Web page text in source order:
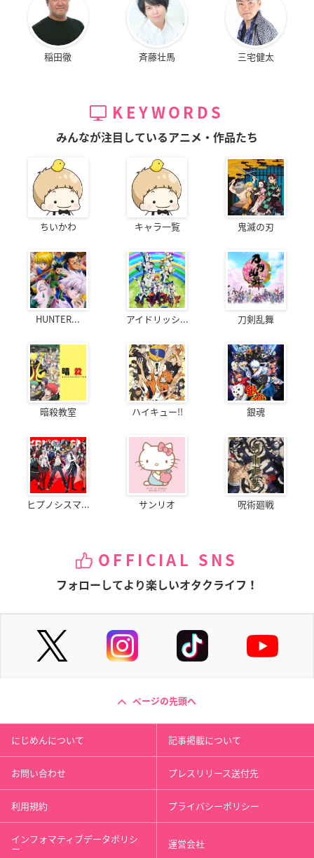
稲田徹 斉藤壮馬 三宅健太
KEYWORDS
みんなが注目しているアニメ・作品たち
ちいかわ キャラ一覧 鬼滅の刃
HUNTER... アイドリッシ... 刀剣乱舞
暗殺教室 ハイキュー!! 銀魂
ヒプノシスマ... サンリオ 呪術廻戦
OFFICIAL SNS
フォローしてより楽しいオタクライフ！
ページの先頭へ
にじめんについて 記事掲載について
お問い合わせ プレスリリース送付先
利用規約 プライバシーポリシー
インフォマティブデータポリシ
ー 運営会社